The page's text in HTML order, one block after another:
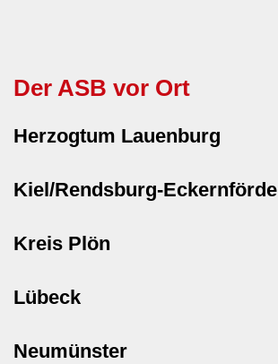
Der ASB vor Ort
Herzogtum Lauenburg
Kiel/Rendsburg-Eckernförde
Kreis Plön
Lübeck
Neumünster